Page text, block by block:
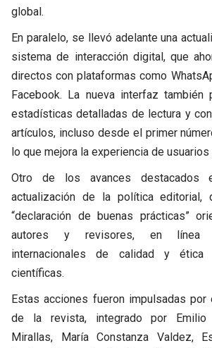
global.
En paralelo, se llevó adelante una
sistema de interacción digital, que
directos con plataformas como
Facebook. La nueva interfaz también
estadísticas detalladas de lectura y
artículos, incluso desde el primer
lo que mejora la experiencia de usuarios
Otro de los avances
actualización de la política editorial,
“declaración de buenas prácticas”
autores y revisores, en línea
internacionales de calidad y ética
científicas.
Estas acciones fueron impulsadas por
de la revista, integrado por Emilio
Mirallas, María Constanza Valdez,